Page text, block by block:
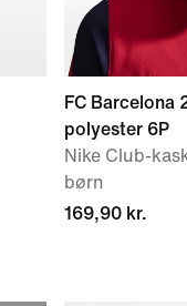
FC Barcelona
polyester 6P
Nike Club-
børn
169,90 kr.